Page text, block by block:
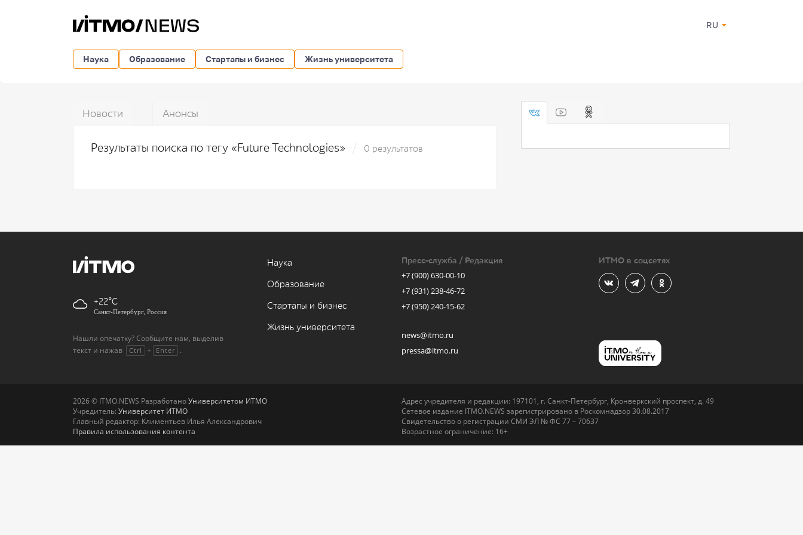
RU
Наука Образование Стартапы и бизнес Жизнь университета
Новости Анонсы
Результаты поиска по тегу «Future Technologies» 0 результатов
+22
Санкт-Петербург, Россия
Нашли опечатку? Сообщите нам, выделив
текст и нажав
Ctrl + Enter .
Наука
Образование
Стартапы и бизнес
Жизнь университета
Пресс-служба / Редакция
+7 (900) 630-00-10
+7 (931) 238-46-72
+7 (950) 240-15-62
news@itmo.ru
pressa@itmo.ru
ИТМО в соцсетях
2026 © ITMO.NEWS РазработаноУниверситетом ИТМО
Учредитель: Университет ИТМО
Главный редактор: Климентьев Илья Александрович
Правила использования контента
Адрес учредителя и редакции: 197101, г. Санкт-Петербург, Кронверкский проспект, д. 49
Сетевое издание ITMO.NEWS зарегистрировано в Роскомнадзор 30.08.2017
Свидетельство о регистрации СМИ ЭЛ № ФС 77 – 70637
Возрастное ограничение: 16+